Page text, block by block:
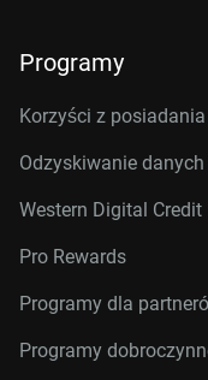
Programy
Korzyści z
Odzyskiwanie danych
Western Digital Credit
Pro Rewards
Programy dla
Programy